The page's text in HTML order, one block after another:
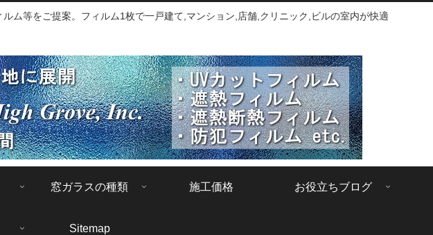
ム等をご提案。フィルム1枚で一戸建て,マンション,店舗,クリニック,ビルの室内が快適
窓ガラスの種類 施工価格 お役立ちブログ
Sitemap